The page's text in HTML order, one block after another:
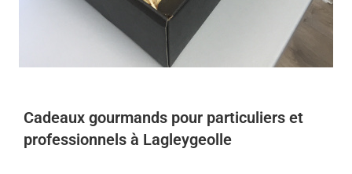
Cadeaux gourmands pour particuliers et
professionnels à Lagleygeolle